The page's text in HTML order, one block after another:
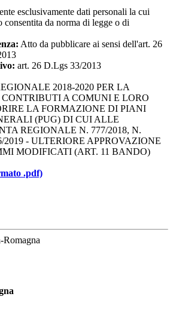
esclusivamente dati personali la cui
consentita da norma di legge o di
Atto da pubblicare ai sensi dell'art. 26
art. 26 D.Lgs 33/2013
2018-2020 PER LA
A COMUNI E LORO
LA FORMAZIONE DI PIANI
(PUG) DI CUI ALLE
REGIONALE N. 777/2018, N.
2019 - ULTERIORE APPROVAZIONE
MODIFICATI (ART. 11 BANDO)
.pdf)